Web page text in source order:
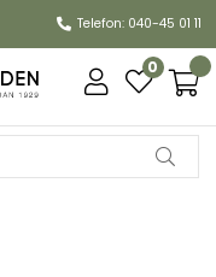
Telefon: 040-45 01 11
0